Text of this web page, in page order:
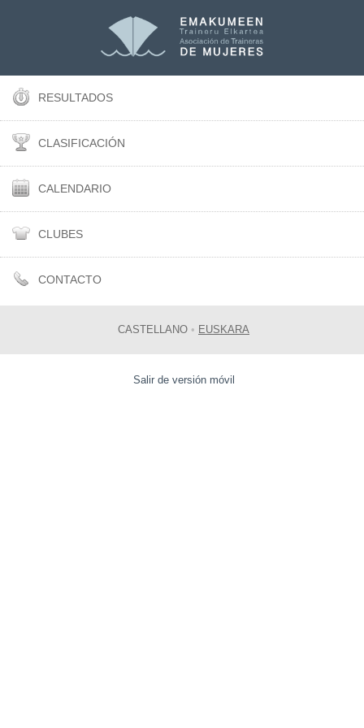
RESULTADOS
CLASIFICACIÓN
CALENDARIO
CLUBES
CONTACTO
CASTELLANO • EUSKARA
Salir de versión móvil